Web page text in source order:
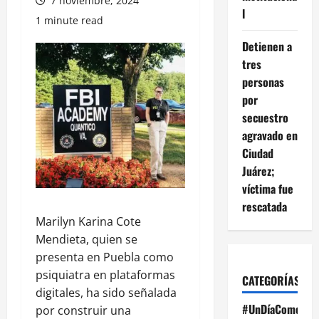
1 minute read
Marilyn Karina Cote
Mendieta, quien se
presenta en Puebla como
psiquiatra en plataformas
digitales, ha sido señalada
por construir una
l
Detienen a
tres
personas
por
secuestro
agravado en
Ciudad
Juárez;
víctima fue
rescatada
CATEGORÍAS
#UnDíaComoHoy